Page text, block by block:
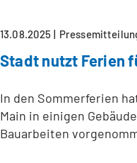
13.08.2025
Stadt nutzt Ferien
In den Sommerferien
Main in einigen
Bauarbeiten